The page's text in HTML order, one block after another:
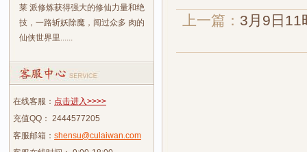
莱 派修炼获得强大的修仙力量和绝
技，一路斩妖除魔，闯过众多 肉的
仙侠世界里......
在线客服： 点击进入>>>>
充值QQ： 2444577205
客服邮箱： shensu@culaiwan.com
上一篇： 3月9日11